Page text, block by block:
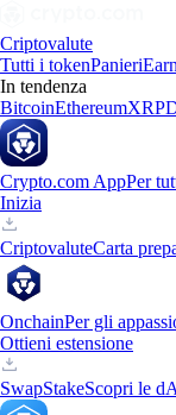
Criptovalute
Tutti i tokenPanieriEarn
In tendenza
BitcoinEthereumXRP
Crypto.com AppPer
Inizia
CriptovaluteCarta
OnchainPer gli
Ottieni estensione
SwapStakeScopri le